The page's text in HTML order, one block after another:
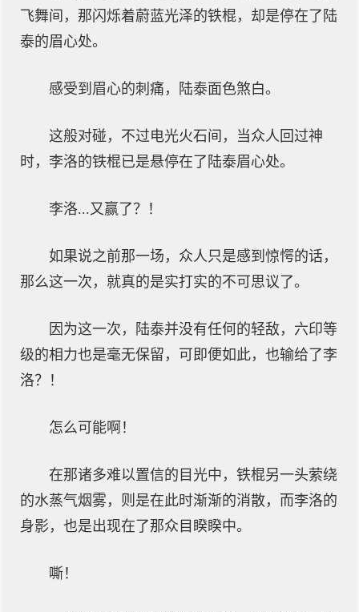
飞舞间，那闪烁着蔚蓝光泽的铁棍，却是停在了陆
泰的眉心处。
感受到眉心的刺痛，陆泰面色煞白。
这般对碰，不过电光火石间，当众人回过神
时，李洛的铁棍已是悬停在了陆泰眉心处。
李洛...又赢了？！
如果说之前那一场，众人只是感到惊愕的话，
那么这一次，就真的是实打实的不可思议了。
因为这一次，陆泰并没有任何的轻敌，六印等
级的相力也是毫无保留，可即便如此，也输给了李
洛？！
怎么可能啊！
在那诸多难以置信的目光中，铁棍另一头萦绕
的水蒸气烟雾，则是在此时渐渐的消散，而李洛的
身影，也是出现在了那众目睽睽中。
嘶！